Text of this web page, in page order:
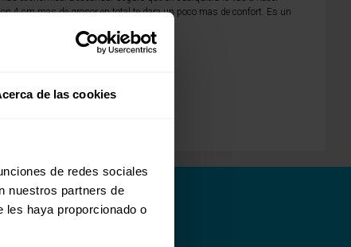
de las cookies
de redes sociales
nuestros partners de
les haya proporcionado o
4 cm mas de grosor en total te dara un poco mas de confort. Es un